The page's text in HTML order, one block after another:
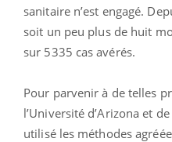
sanitaire n’est engagé.
soit un peu plus de huit
sur 5335 cas avérés.
Pour parvenir à de telles
l’Université d’Arizona et
utilisé les méthodes